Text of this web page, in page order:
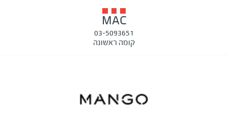
MAC
03-5093651
קומה ראשונה